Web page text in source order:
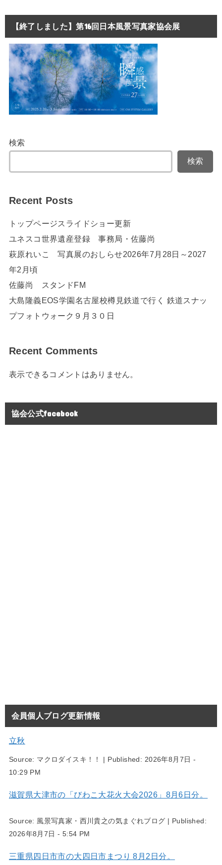
【終了しました】第16回日本風景写真家協会展
検索
検索
Recent Posts
トップページスライドショー更新
ユネスコ世界遺産登録 事務局・佐藤尚
萩原れいこ 写真展のおしらせ2026年7月28日～2027
年2月頃
佐藤尚 スタンドFM
大島隆義EOS学園名古屋校樽見鉄道で行く 鉄道スナッ
プフォトウォーク９月３０日
Recent Comments
表示できるコメントはありません。
協会公式facebook
会員個人ブログ更新情報
立秋
Source: マクロダイスキ！！ | Published: 2026年8月7日 -
10:29 PM
滋賀県大津市の「びわこ大花火大会2026」8月6日分。
Source: 風景写真家・西川貴之の気まぐれブログ | Published:
2026年8月7日 - 5:54 PM
三重県四日市市の大四日市まつり 8月2日分。